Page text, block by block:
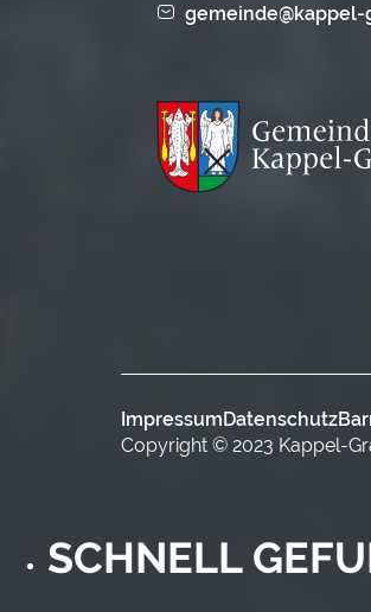
ImpressumDatenschutz
Copyright © 2023 Kappel-
SCHNELL